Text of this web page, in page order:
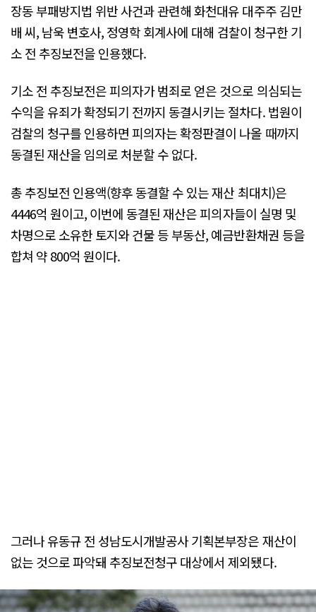
장동 부패방지법 위반 사건과 관련해 화천대유 대주주 김만
배 씨, 남욱 변호사, 정영학 회계사에 대해 검찰이 청구한 기
소 전 추징보전을 인용했다.
기소 전 추징보전은 피의자가 범죄로 얻은 것으로 의심되는
수익을 유죄가 확정되기 전까지 동결시키는 절차다. 법원이
검찰의 청구를 인용하면 피의자는 확정판결이 나올 때까지
동결된 재산을 임의로 처분할 수 없다.
총 추징보전 인용액(향후 동결할 수 있는 재산 최대치)은
4446억 원이고, 이번에 동결된 재산은 피의자들이 실명 및
차명으로 소유한 토지와 건물 등 부동산, 예금반환채권 등을
합쳐 약 800억 원이다.
그러나 유동규 전 성남도시개발공사 기획본부장은 재산이
없는 것으로 파악돼 추징보전청구 대상에서 제외됐다.